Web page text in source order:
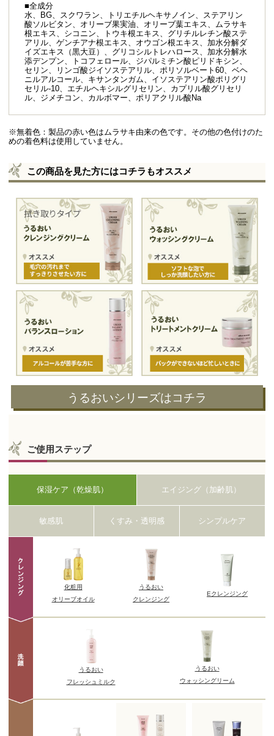
■全成分
水、BG、スクワラン、トリエチルヘキサノイン、ステアリン
酸ソルビタン、オリーブ果実油、オリーブ葉エキス、ムラサキ
根エキス、シコニン、トウキ根エキス、グリチルレチン酸ステ
アリル、ゲンチアナ根エキス、オウゴン根エキス、加水分解ダ
イズエキス（黒大豆）、グリコシルトレハロース、加水分解水
添デンプン、トコフェロール、ジパルミチン酸ピリドキシン、
セリン、リンゴ酸ジイソステアリル、ポリソルベート60、ベヘ
ニルアルコール、キサンタンガム、イソステアリン酸ポリグリ
セリル-10、エチルヘキシルグリセリン、カプリル酸グリセリ
ル、ジメチコン、カルボマー、ポリアクリル酸Na
※無着色：製品の赤い色はムラサキ由来の色です。その他の色付けのた
めの着色料は使用していません。
この商品を見た方にはコチラもオススメ
うるおいシリーズはコチラ